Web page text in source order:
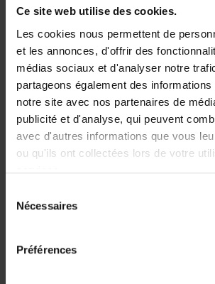
Ce site web utilise des cookies.
Les cookies nous permettent de
et les annonces, d'offrir des
médias sociaux et d'analyser notre
partageons également des
notre site avec nos partenaires de
publicité et d'analyse, qui peuvent
avec d'autres informations que vous
ou qu'ils ont collectées lors de votre
services.
Nécessaires
Préférences
Six Senses
plein cœur d’une nature
Sok
Des
cadre